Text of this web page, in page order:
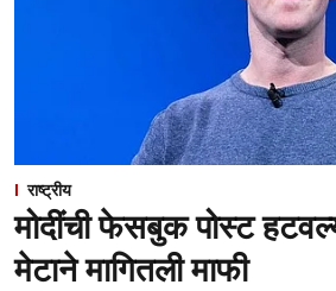
राष्ट्रीय
मोदींची फेसबुक पोस्ट
मेटाने मागितली माफी